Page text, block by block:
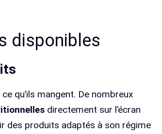
disponibles
qu’ils mangent. De nombreux
directement sur l’écran
des produits adaptés à son régime